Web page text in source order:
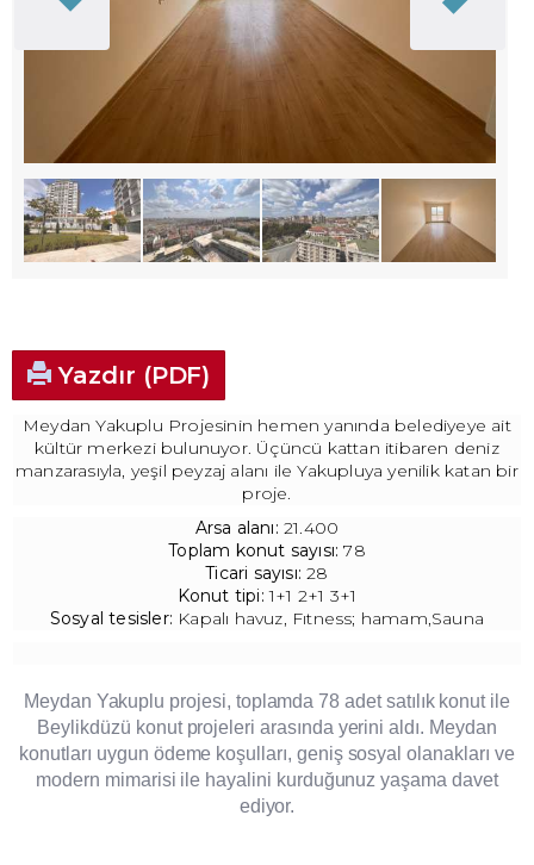
Yazdır (PDF)
Meydan Yakuplu Projesinin hemen yanında belediyeye ait
kültür merkezi bulunuyor. Üçüncü kattan itibaren deniz
manzarasıyla, yeşil peyzaj alanı ile Yakupluya yenilik katan bir
proje.
Arsa alanı: 21.400
Toplam konut sayısı: 78
Ticari sayısı: 28
Konut tipi: 1+1 2+1 3+1
Sosyal tesisler: Kapalı havuz, Fıtness; hamam,Sauna
Meydan Yakuplu projesi, toplamda 78 adet satılık konut ile
Beylikdüzü konut projeleri arasında yerini aldı. Meydan
konutları uygun ödeme koşulları, geniş sosyal olanakları ve
modern mimarisi ile hayalini kurduğunuz yaşama davet
ediyor.